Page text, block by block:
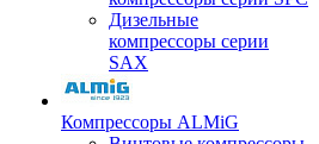
Дизельные
компрессоры серии
SAX
Компрессоры ALMiG